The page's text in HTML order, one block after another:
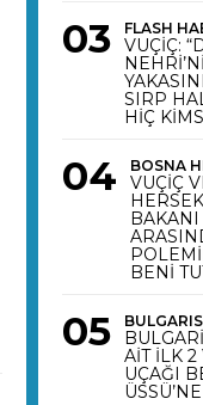
FLASH
VUÇİÇ:
SIRP
HİÇ
BOSNA
VUÇİÇ
BENİ
AİT İLK
UÇAĞI